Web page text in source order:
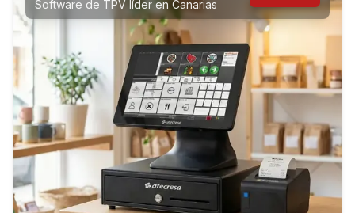
Software de TPV líder en Canarias